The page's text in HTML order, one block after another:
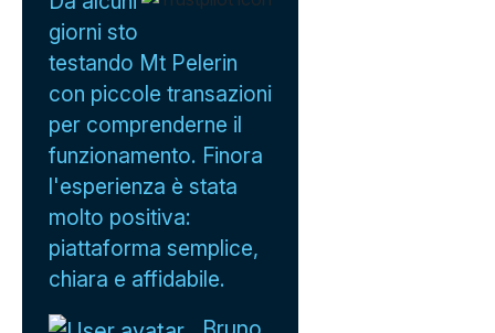
giorni sto
testando Mt Pelerin
con piccole transazioni
per comprenderne il
funzionamento. Finora
l'esperienza è stata
molto positiva:
piattaforma semplice,
chiara e affidabile.